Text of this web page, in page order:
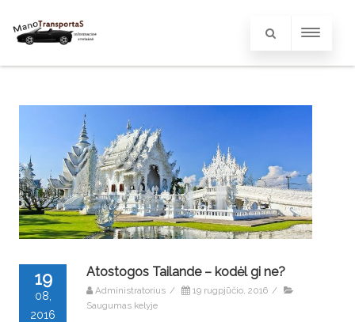
19
08,
2016
Atostogos Tailande – kodėl gi ne?
Administratorius / 19 rugpjūčio, 2016 /
Saugumas kelyje